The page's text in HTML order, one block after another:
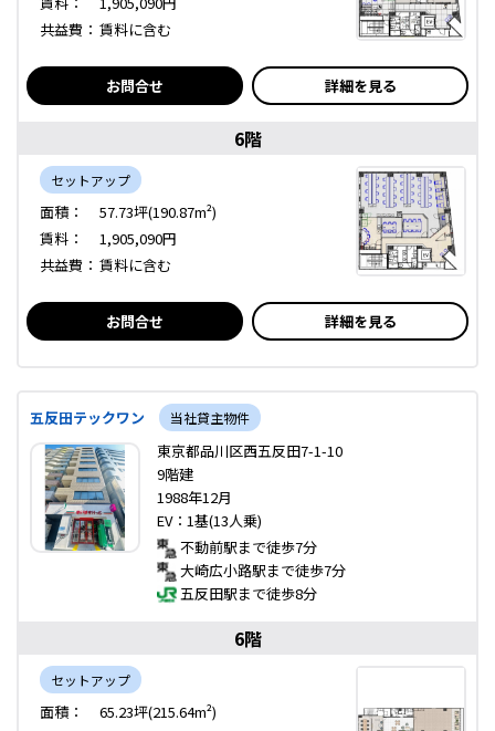
共益費： 賃料に含む
お問合せ 詳細を見る
6階
セットアップ
面積：
57.73坪(190.87m²)
賃料：
1,905,090円
共益費： 賃料に含む
お問合せ 詳細を見る
五反田テックワン 当社貸主物件
東京都品川区西五反田7-1-10
9階建
1988年12月
EV：1基(13人乗)
不動前駅まで徒歩7分
大崎広小路駅まで徒歩7分
五反田駅まで徒歩8分
6階
セットアップ
面積：
65.23坪(215.64m²)